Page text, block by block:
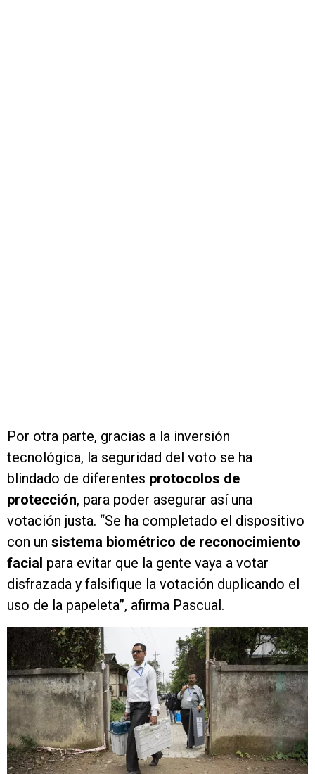
Por otra parte, gracias a la inversión
tecnológica, la seguridad del voto se ha
blindado de diferentes protocolos de
protección, para poder asegurar así una
votación justa. “Se ha completado el dispositivo
con un sistema biométrico de reconocimiento
facial para evitar que la gente vaya a votar
disfrazada y falsifique la votación duplicando el
uso de la papeleta”, afirma Pascual.